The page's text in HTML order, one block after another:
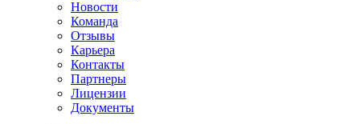
Новости
Команда
Отзывы
Карьера
Контакты
Партнеры
Лицензии
Документы